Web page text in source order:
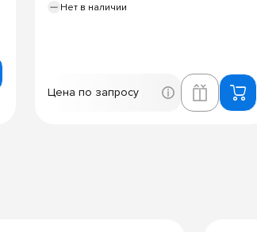
Нет в наличии
Цена по запросу